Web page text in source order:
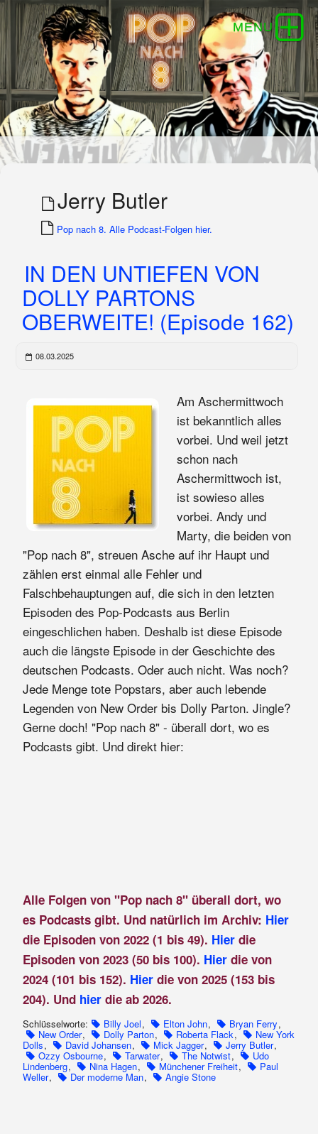
Jerry Butler
Pop nach 8. Alle Podcast-Folgen hier.
IN DEN UNTIEFEN VON
DOLLY PARTONS
OBERWEITE! (Episode 162)
08.03.2025
Am Aschermittwoch
ist bekanntlich alles
vorbei. Und weil jetzt
schon nach
Aschermittwoch ist,
ist sowieso alles
vorbei. Andy und
Marty, die beiden von
"Pop nach 8", streuen Asche auf ihr Haupt und
zählen erst einmal alle Fehler und
Falschbehauptungen auf, die sich in den letzten
Episoden des Pop-Podcasts aus Berlin
eingeschlichen haben. Deshalb ist diese Episode
auch die längste Episode in der Geschichte des
deutschen Podcasts. Oder auch nicht. Was noch?
Jede Menge tote Popstars, aber auch lebende
Legenden von New Order bis Dolly Parton. Jingle?
Gerne doch! "Pop nach 8" - überall dort, wo es
Podcasts gibt. Und direkt hier:
Alle Folgen von "Pop nach 8" überall dort, wo
es Podcasts gibt. Und natürlich im Archiv: Hier
die Episoden von 2022 (1 bis 49). Hierdie
Episoden von 2023 (50 bis 100). Hier die von
2024 (101 bis 152). Hier die von 2025 (153 bis
204). Und hier die ab 2026.
Schlüsselworte: Billy Joel, Elton John, Bryan Ferry,
New Order, Dolly Parton, Roberta Flack, New York
Dolls, David Johansen, Mick Jagger, Jerry Butler,
Ozzy Osbourne, Tarwater, The Notwist, Udo
Lindenberg, Nina Hagen, Münchener Freiheit, Paul
Weller, Der moderne Man, Angie Stone